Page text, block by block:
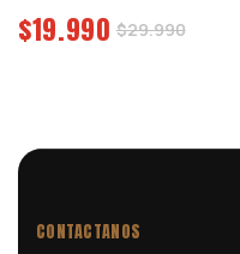
Precio
regular
$19.990Precio
$29.990
CONTACTANOS